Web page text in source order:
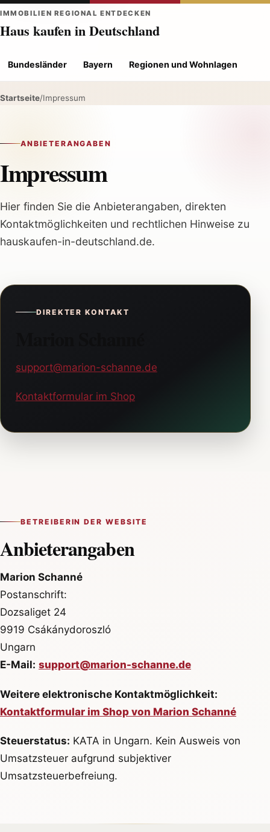
IMMOBILIEN REGIONAL ENTDECKEN
Haus kaufen in Deutschland
Bundesländer Bayern Regionen und Wohnlagen
Startseite/Impressum
ANBIETERANGABEN
Impressum
Hier finden Sie die Anbieterangaben, direkten
Kontaktmöglichkeiten und rechtlichen Hinweise zu
hauskaufen-in-deutschland.de.
DIREKTER KONTAKT
support@marion-schanne.de
Kontaktformular im Shop
BETREIBERIN DER WEBSITE
Anbieterangaben
Marion Schanné
Postanschrift:
Dozsaliget 24
9919 Csákánydoroszló
Ungarn
E-Mail: support@marion-schanne.de
Weitere elektronische Kontaktmöglichkeit:
Kontaktformular im Shop von Marion Schanné
Steuerstatus: KATA in Ungarn. Kein Ausweis von
Umsatzsteuer aufgrund subjektiver
Umsatzsteuerbefreiung.